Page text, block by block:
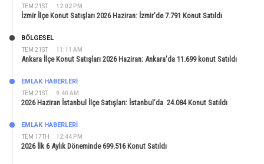
TEM 21ST 12:02 PM
İzmir İlçe Konut Satışları 2026 Haziran: İzmir’de 7.791 Konut Satıldı
TEM 21ST 11:11 AM
BÖLGESEL
Ankara İlçe Konut Satışları 2026 Haziran: Ankara’da 11.699 konut Satıldı
TEM 21ST 9:40 AM
EMLAK HABERLERI
2026 Haziran İstanbul İlçe Satışları: İstanbul’da 24.084 Konut Satıldı
TEM 17TH 12:44 PM
EMLAK HABERLERI
2026 İlk 6 Aylık Döneminde 699.516 Konut Satıldı